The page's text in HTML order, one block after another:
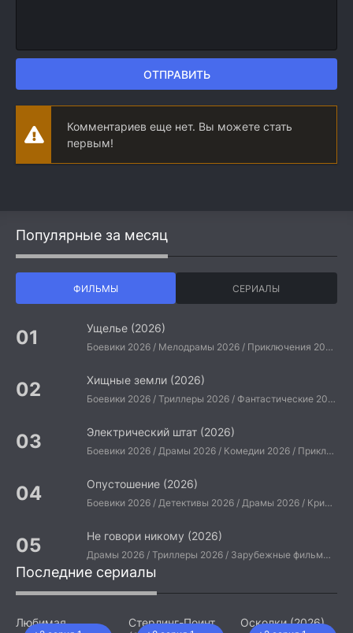
ОТПРАВИТЬ
Комментариев еще нет. Вы можете стать
первым!
Популярные за месяц
ФИЛЬМЫ СЕРИАЛЫ
Ущелье (2026)
Боевики 2026 / Мелодрамы 2026 / Приключения 2026 / Ужасы 2026 / Фантастические 2026 / Зарубежные фильмы 2026 / Американские фильмы / Фильмы 2026
Хищные земли (2026)
Боевики 2026 / Триллеры 2026 / Фантастические 2026 / Зарубежные фильмы 2026 / Американские фильмы / Фильмы 2026
Электрический штат (2026)
Боевики 2026 / Драмы 2026 / Комедии 2026 / Приключения 2026 / Фантастические 2026 / Зарубежные фильмы 2026 / Американские фильмы / Фильмы 2026
Опустошение (2026)
Боевики 2026 / Детективы 2026 / Драмы 2026 / Криминальные фильмы 2026 / Триллеры 2026 / Зарубежные фильмы 2026 / Американские фильмы / Фильмы 2026
Не говори никому (2026)
Драмы 2026 / Триллеры 2026 / Зарубежные фильмы 2026 / Американские фильмы / Фильмы 2026
Последние сериалы
Любимая
Стерлинг-Поинт
Осколки (2026)